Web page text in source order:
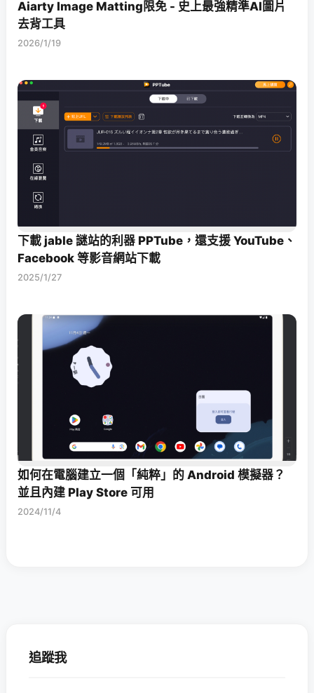
Aiarty Image Matting限免 - 史上最強精準AI圖片
去背工具
2026/1/19
下載 jable 謎站的利器 PPTube，還支援 YouTube、
Facebook 等影音網站下載
2025/1/27
如何在電腦建立一個「純粹」的 Android 模擬器？
並且內建 Play Store 可用
2024/11/4
追蹤我